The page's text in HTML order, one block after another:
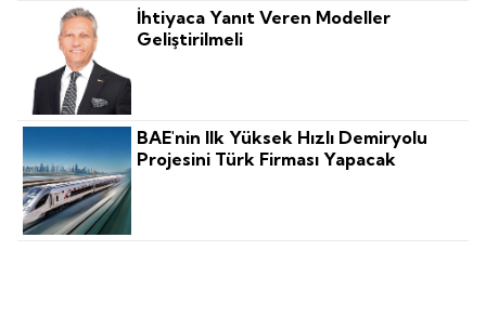
İhtiyaca Yanıt Veren Modeller
Geliştirilmeli
BAE'nin Ilk Yüksek Hızlı Demiryolu
Projesini Türk Firması Yapacak